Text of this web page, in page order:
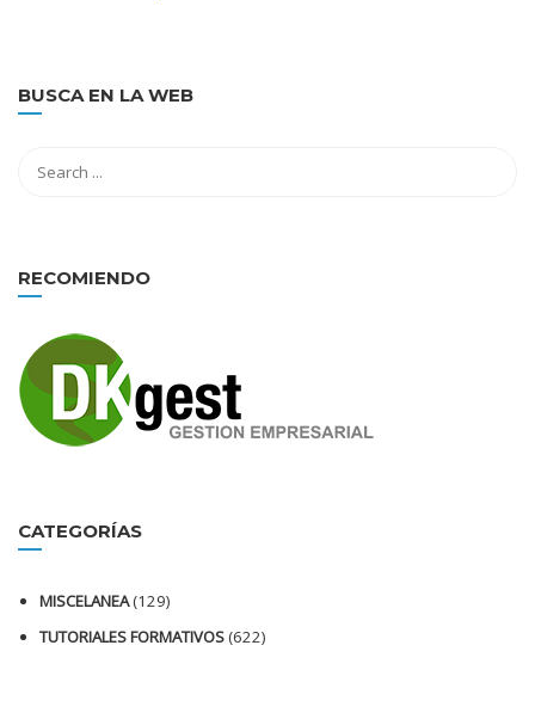
BUSCA EN LA WEB
RECOMIENDO
CATEGORÍAS
MISCELANEA(129)
TUTORIALES FORMATIVOS(622)